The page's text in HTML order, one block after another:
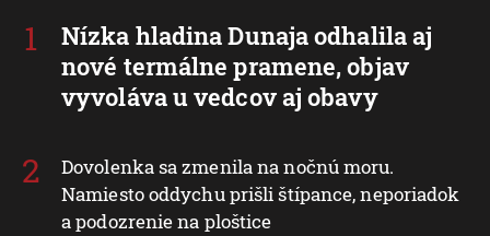
Nízka hladina Dunaja odhalila aj
nové termálne pramene, objav
vyvoláva u vedcov aj obavy
Dovolenka sa zmenila na nočnú moru.
Namiesto oddychu prišli štípance, neporiadok
a podozrenie na ploštice